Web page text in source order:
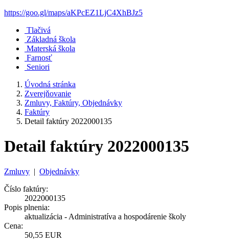
https://goo.gl/maps/aKPcEZ1LjC4XhBJz5
Tlačivá
Základná škola
Materská škola
Farnosť
Seniori
Úvodná stránka
Zverejňovanie
Zmluvy, Faktúry, Objednávky
Faktúry
Detail faktúry 2022000135
Detail faktúry 2022000135
Zmluvy | Objednávky
Číslo faktúry:
2022000135
Popis plnenia:
aktualizácia - Administratíva a hospodárenie školy
Cena:
50,55 EUR